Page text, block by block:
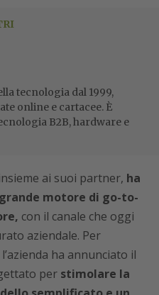
tecnologia dal 1999,
online e cartacee. È
B2B, hardware e
ai suoi partner, ha
motore di go-to-
con il canale che oggi
aziendale. Per
ha annunciato il
per stimolare la